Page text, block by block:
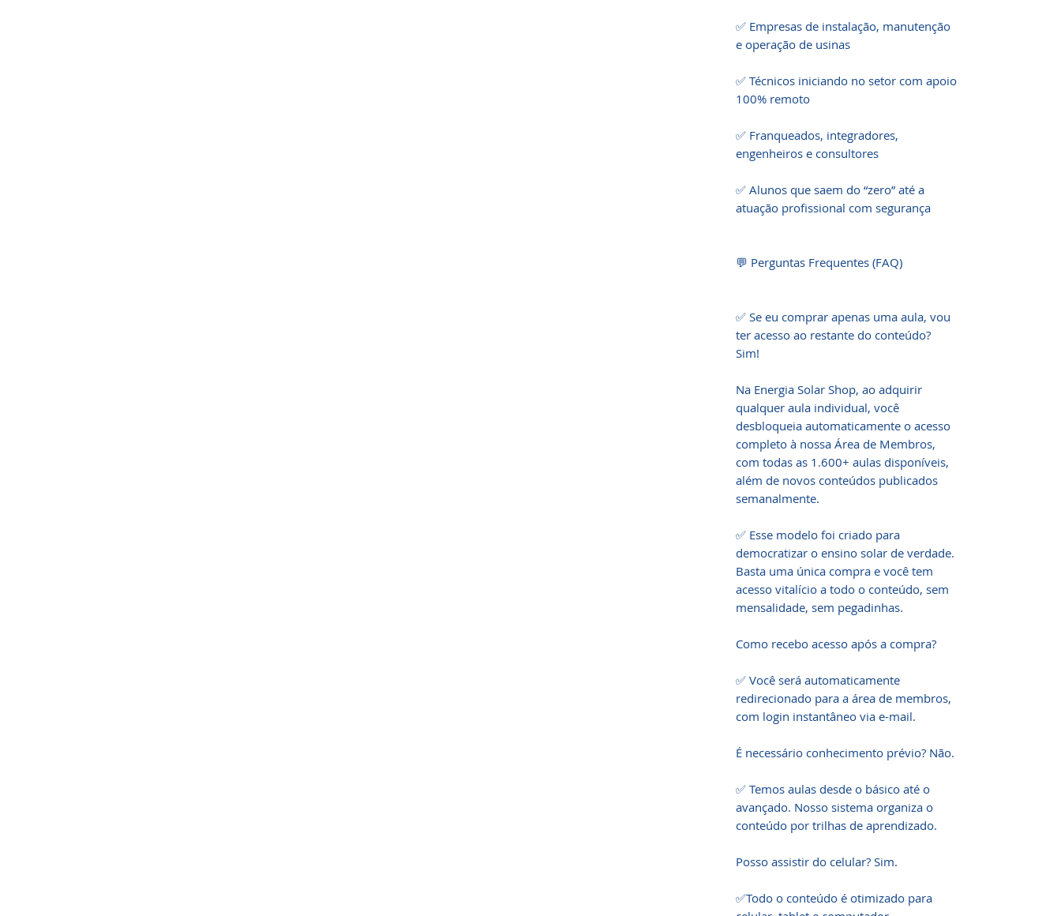
✅ Empresas de instalação, manutenção
e operação de usinas
✅ Técnicos iniciando no setor com apoio
100% remoto
✅ Franqueados, integradores,
engenheiros e consultores
✅ Alunos que saem do “zero” até a
atuação profissional com segurança
💬 Perguntas Frequentes (FAQ)
✅ Se eu comprar apenas uma aula, vou
ter acesso ao restante do conteúdo?
Sim!
Na Energia Solar Shop, ao adquirir
qualquer aula individual, você
desbloqueia automaticamente o acesso
completo à nossa Área de Membros,
com todas as 1.600+ aulas disponíveis,
além de novos conteúdos publicados
semanalmente.
✅ Esse modelo foi criado para
democratizar o ensino solar de verdade.
Basta uma única compra e você tem
acesso vitalício a todo o conteúdo, sem
mensalidade, sem pegadinhas.
Como recebo acesso após a compra?
✅ Você será automaticamente
redirecionado para a área de membros,
com login instantâneo via e-mail.
É necessário conhecimento prévio? Não.
✅ Temos aulas desde o básico até o
avançado. Nosso sistema organiza o
conteúdo por trilhas de aprendizado.
Posso assistir do celular? Sim.
✅Todo o conteúdo é otimizado para